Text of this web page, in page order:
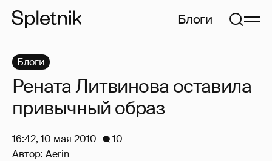
Блоги
Блоги
Рената Литвинова оставила
привычный образ
16:42, 10 мая 2010
10
Автор: Aerin